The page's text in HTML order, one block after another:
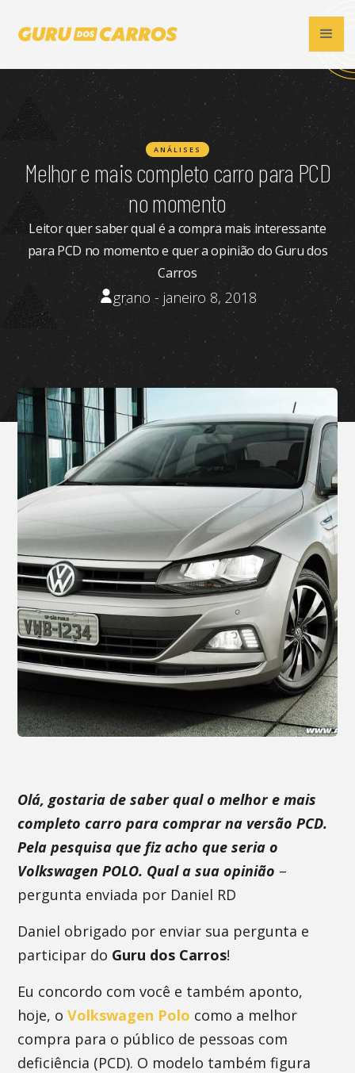
ANÁLISES
Melhor e mais completo carro para PCD
no momento
Leitor quer saber qual é a compra mais interessante
para PCD no momento e quer a opinião do Guru dos
Carros
grano - janeiro 8, 2018
Olá, gostaria de saber qual o melhor e mais
completo carro para comprar na versão PCD.
Pela pesquisa que fiz acho que seria o
Volkswagen POLO. Qual a sua opinião –
pergunta enviada por Daniel RD
Daniel obrigado por enviar sua pergunta e
participar do Guru dos Carros!
Eu concordo com você e também aponto,
hoje, oVolkswagen Polo como a melhor
compra para o público de pessoas com
deficiência (PCD). O modelo também figura